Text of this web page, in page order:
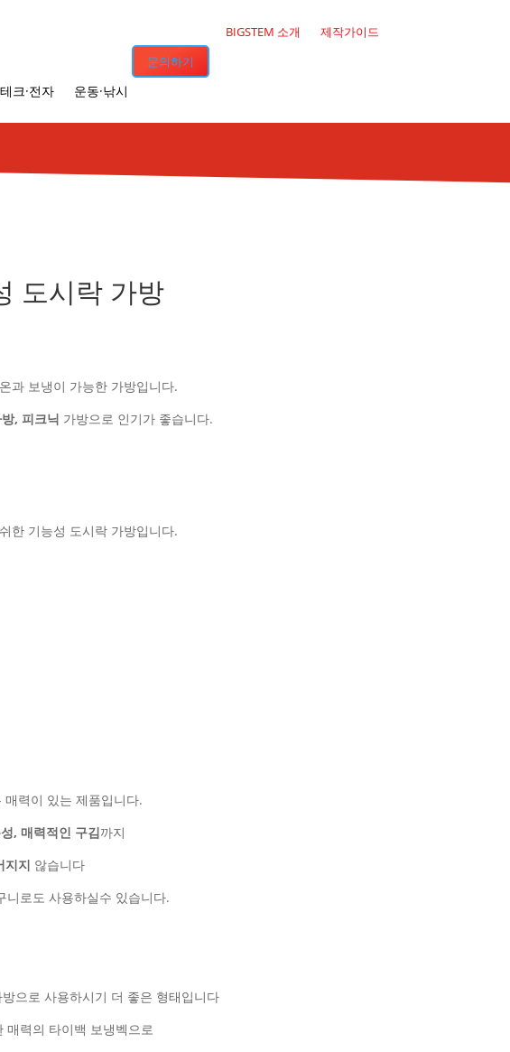
BIGSTEM 소개 제작가이드
문의하기
테크·전자 운동·낚시
도시락 가방
과 보냉이 가능한 가방입니다.
, 피크닉 가방으로 인기가 좋습니다.
한 기능성 도시락 가방입니다.
력이 있는 제품입니다.
, 매력적인 구김까지
지지 않습니다
니로도 사용하실수 있습니다.
으로 사용하시기 더 좋은 형태입니다
매력의 타이백 보냉벡으로